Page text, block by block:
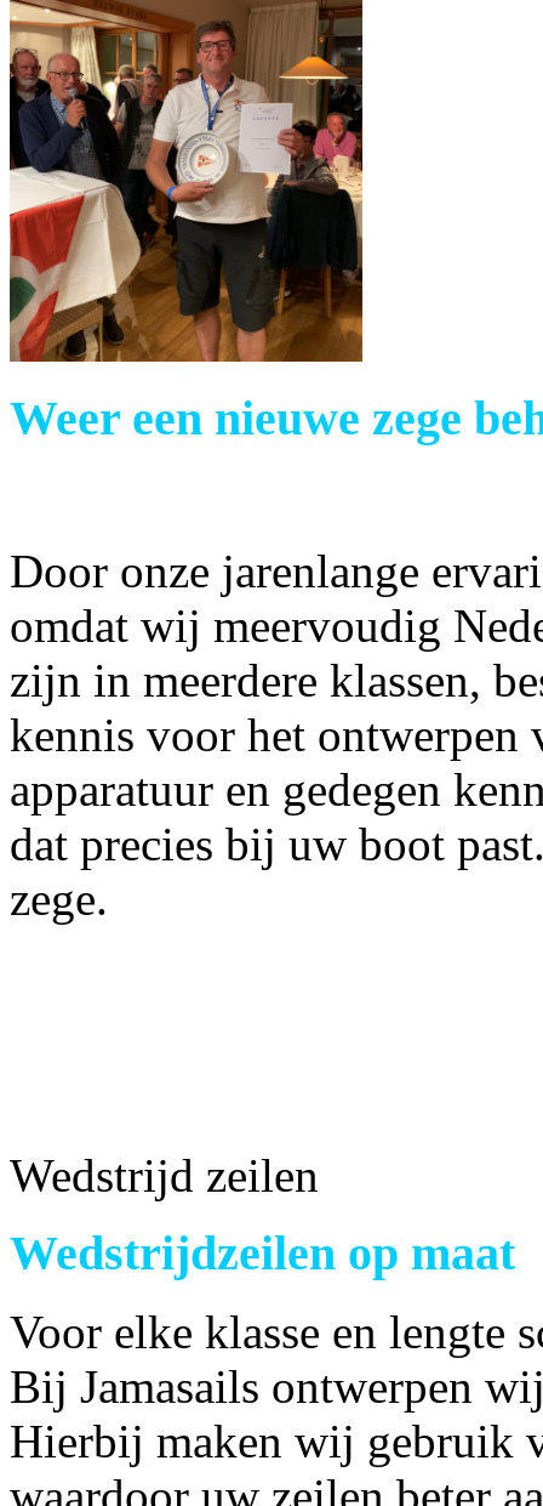
Weer een nieuwe zege
Door onze jarenlange
omdat wij meervoudig
zijn in meerdere klassen,
kennis voor het ontwerpen
apparatuur en gedegen
dat precies bij uw boot
zege.
Wedstrijd zeilen
Wedstrijdzeilen op maat
Voor elke klasse en lengte
Bij Jamasails ontwerpen
Hierbij maken wij gebruik